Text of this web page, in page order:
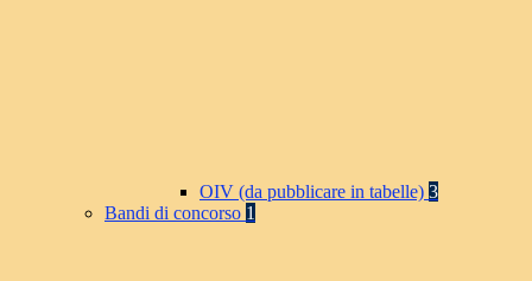
OIV (da pubblicare in tabelle) 3
Bandi di concorso 1